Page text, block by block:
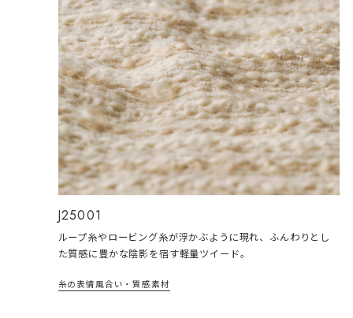
J25001
ループ糸やロービング糸が浮かぶように現れ、ふんわりとし
た質感に豊かな陰影を宿す軽量ツイード。
糸の表情 風合い・質感素材